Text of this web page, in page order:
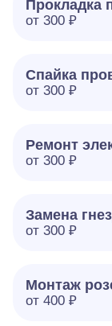
Прокладка
от 300 ₽
Спайка
от 300 ₽
Ремонт
от 300 ₽
Замена
от 300 ₽
Монтаж
от 400 ₽